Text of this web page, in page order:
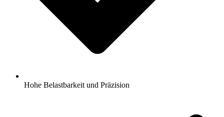
Hohe Belastbarkeit und Präzision